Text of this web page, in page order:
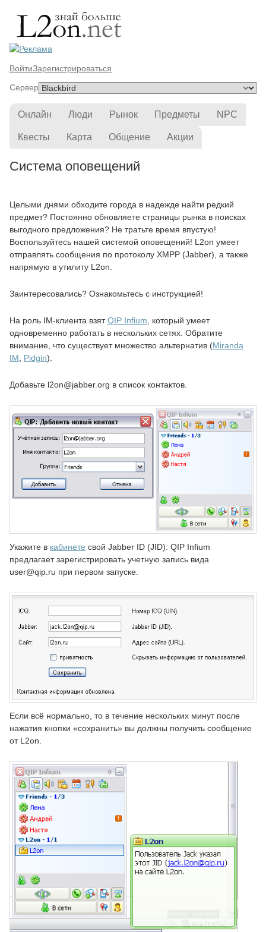
ВойтиЗарегистрироваться
Сервер
Онлайн Люди Рынок Предметы NPC
Квесты Карта Общение Акции
Система оповещений
Целыми днями обходите города в надежде найти редкий
предмет? Постоянно обновляете страницы рынка в поисках
выгодного предложения? Не тратьте время впустую!
Воспользуйтесь нашей системой оповещений! L2on умеет
отправлять сообщения по протоколу XMPP (Jabber), а также
напрямую в утилиту L2on.
Заинтересовались? Ознакомьтесь с инструкцией!
На роль IM-клиента взятQIP Infium , который умеет
одновременно работать в нескольких сетях. Обратите
внимание, что существует множество альтернатив (Miranda
IM
Pidgin).
Добавьте l2on@jabber.org в список контактов.
Укажите в кабинете свой Jabber ID (JID). QIP Infium
предлагает зарегистрировать учетную запись вида
user@qip.ru при первом запуске.
Если всё нормально, то в течение нескольких минут после
нажатия кнопки «сохранить» вы должны получить сообщение
от L2on.